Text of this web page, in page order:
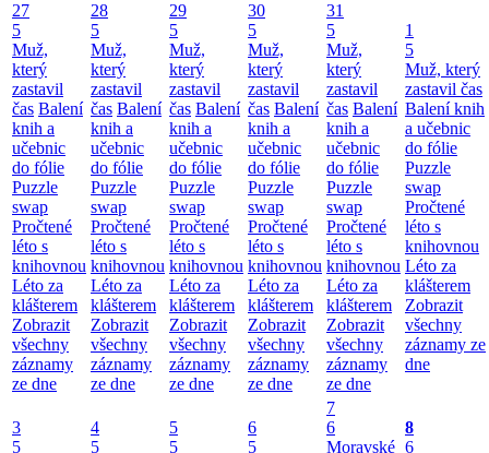
27
5
Muž,
který
zastavil
čas Balení
knih a
učebnic
do fólie
Puzzle
swap
Pročtené
léto s
knihovnou
Léto za
klášterem
Zobrazit
všechny
záznamy
ze dne
28
5
Muž,
který
zastavil
čas Balení
knih a
učebnic
do fólie
Puzzle
swap
Pročtené
léto s
knihovnou
Léto za
klášterem
Zobrazit
všechny
záznamy
ze dne
29
5
Muž,
který
zastavil
čas Balení
knih a
učebnic
do fólie
Puzzle
swap
Pročtené
léto s
knihovnou
Léto za
klášterem
Zobrazit
všechny
záznamy
ze dne
30
5
Muž,
který
zastavil
čas Balení
knih a
učebnic
do fólie
Puzzle
swap
Pročtené
léto s
knihovnou
Léto za
klášterem
Zobrazit
všechny
záznamy
ze dne
31
5
Muž,
který
zastavil
čas Balení
knih a
učebnic
do fólie
Puzzle
swap
Pročtené
léto s
knihovnou
Léto za
klášterem
Zobrazit
všechny
záznamy
ze dne
1
5
Muž, který
zastavil čas
Balení knih
a učebnic
do fólie
Puzzle
swap
Pročtené
léto s
knihovnou
Léto za
klášterem
Zobrazit
všechny
záznamy ze
dne
3
5
4
5
5
5
6
5
7
6
Moravské
8
6